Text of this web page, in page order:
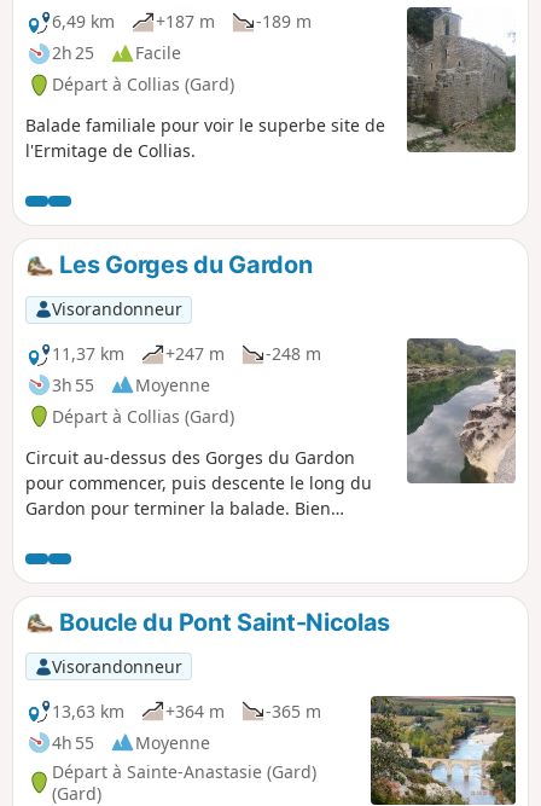
6,49 km
+187 m
-189 m
2h 25
Facile
Départ à Collias (Gard)
Balade familiale pour voir le superbe site de
l'Ermitage de Collias.
Les Gorges du Gardon
Visorandonneur
11,37 km
+247 m
-248 m
3h 55
Moyenne
Départ à Collias (Gard)
Circuit au-dessus des Gorges du Gardon
pour commencer, puis descente le long du
Gardon pour terminer la balade. Bien
sur ce circuit. Attention, une partie du
parcours traverse une portion dévastée par
un incendie en 2017.
Boucle du Pont Saint-Nicolas
Visorandonneur
13,63 km
+364 m
-365 m
4h 55
Moyenne
Départ à Sainte-Anastasie (Gard)
(Gard)